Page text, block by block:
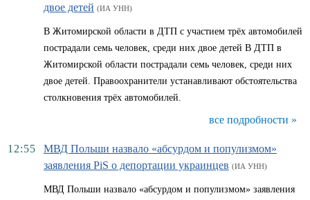
двое детей (ИА УНН)
В Житомирской области в ДТП с участием трёх автомобилей
пострадали семь человек, среди них двое детей В ДТП в
Житомирской области пострадали семь человек, среди них
двое детей. Правоохранители устанавливают обстоятельства
столкновения трёх автомобилей.
все подробности »
12:55
МВД Польши назвало «абсурдом и популизмом»
заявления PiS о депортации украинцев (ИА УНН)
МВД Польши назвало «абсурдом и популизмом» заявления